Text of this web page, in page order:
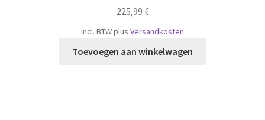
225,99 €
incl. BTWplus Versandkosten
Toevoegen aan winkelwagen